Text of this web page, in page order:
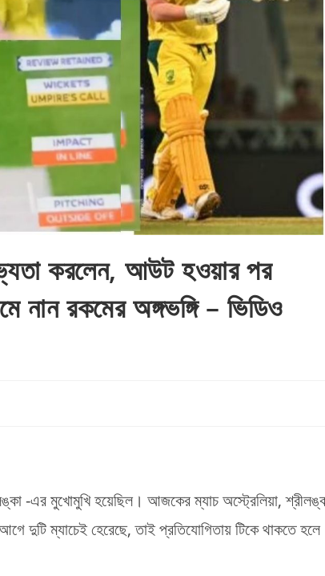
করলেন, আউট হওয়ার পর
নান রকমের অঙ্গভঙ্গি – ভিডিও
-এর মুখোমুখি হয়েছিল। আজকের ম্যাচ অস্ট্রেলিয়া,
দুটি ম্যাচেই হেরেছে, তাই প্রতিযোগিতায় টিকে থাকতে হলে